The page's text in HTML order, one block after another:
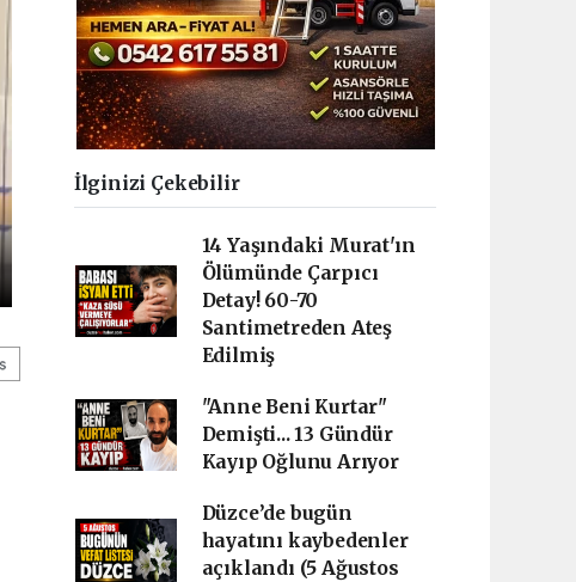
İlginizi Çekebilir
14 Yaşındaki Murat'ın
Ölümünde Çarpıcı
Detay! 60-70
Santimetreden Ateş
Edilmiş
"Anne Beni Kurtar"
Demişti... 13 Gündür
Kayıp Oğlunu Arıyor
Düzce’de bugün
hayatını kaybedenler
açıklandı (5 Ağustos